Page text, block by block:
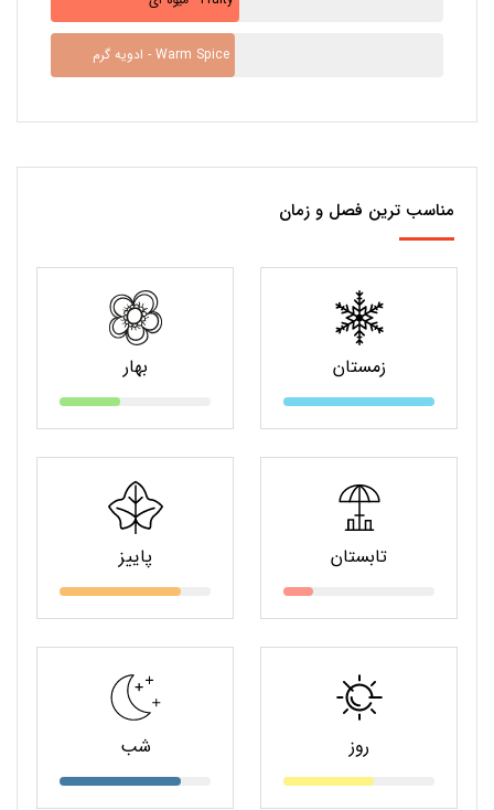
ادویه گرم - Warm Spice
مناسب ترین فصل و زمان
زمستان بهار
تابستان پاییز
روز شب